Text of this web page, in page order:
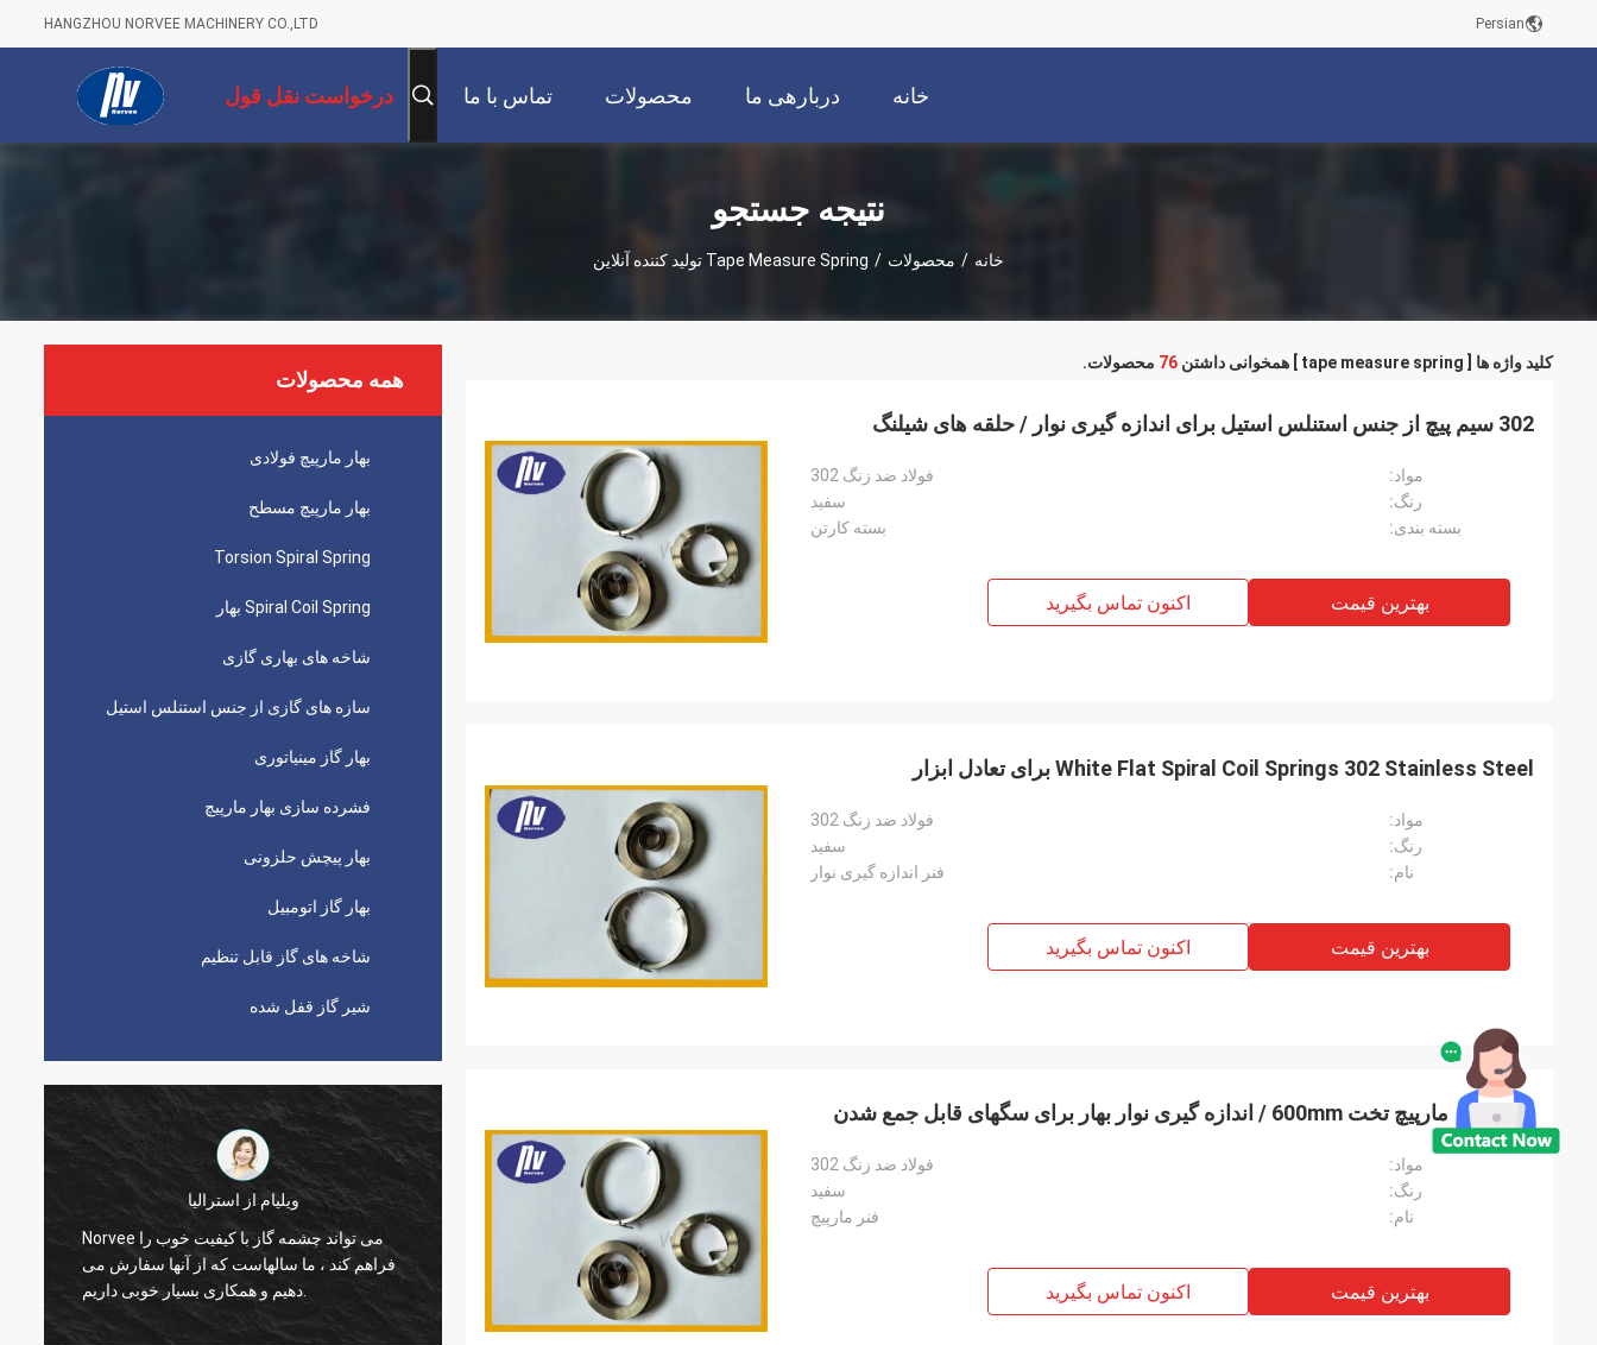
HANGZHOU NORVEE MACHINERY CO.,LTD Persian
خانه دربارهی ما محصولات تماس با ما درخواست نقل قول
نتیجه جستجو
خانه / محصولات / Tape Measure Spring تولید کننده آنلاین
همه محصولات
بهار مارپیچ فولادی
بهار مارپیچ مسطح
Torsion Spiral Spring
Spiral Coil Spring بهار
شاخه های بهاری گازی
سازه های گازی از جنس استنلس استیل
بهار گاز مینیاتوری
فشرده سازی بهار مارپیچ
بهار پیچش حلزونی
بهار گاز اتومبیل
شاخه های گاز قابل تنظیم
شیر گاز قفل شده
ویلیام از استرالیا
Norvee می تواند چشمه گاز با کیفیت خوب را
فراهم کند ، ما سالهاست که از آنها سفارش می
بیل از ایالات متحده
ما از سال 2005 به بعد چشمه های افزودنی مواد
موسیقی را از نوروی سفارش داده ایم ، هرگز
مشکل کیفیتی وجود ندارد و ما از همیشه مرتباً از
آنها سفارش می دهیم.
آنها می توانند در زمان تحویل ، کیفیت بسیار
کلید واژه ها [ tape measure spring ] همخوانی داشتن 76 محصولات.
302 سیم پیچ از جنس استنلس استیل برای اندازه گیری نوار / حلقه های شیلنگ
مواد:
فولاد ضد زنگ 302
رنگ:
سفید
بسته بندی:
بسته کارتن
بهترین قیمت اکنون تماس بگیرید
White Flat Spiral Coil Springs 302 Stainless Steel برای تعادل ابزار
مواد:
فولاد ضد زنگ 302
رنگ:
سفید
نام:
فنر اندازه گیری نوار
بهترین قیمت اکنون تماس بگیرید
بهار کویل مارپیچ تخت 600mm / اندازه گیری نوار بهار برای سگهای قابل جمع شدن
مواد:
فولاد ضد زنگ 302
رنگ:
سفید
نام:
فنر مارپیچ
بهترین قیمت اکنون تماس بگیرید